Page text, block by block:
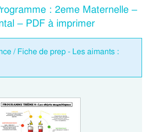
: 2eme Maternelle –
– PDF à imprimer
/ Fiche de prep - Les aimants :